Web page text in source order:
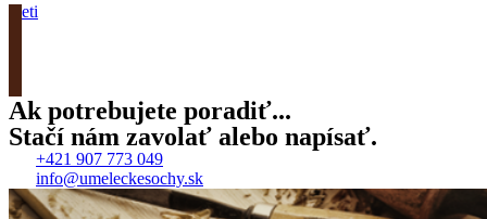
Deti
Ak potrebujete poradiť...
Stačí nám zavolať alebo napísať.
+421 907 773 049
info@umeleckesochy.sk